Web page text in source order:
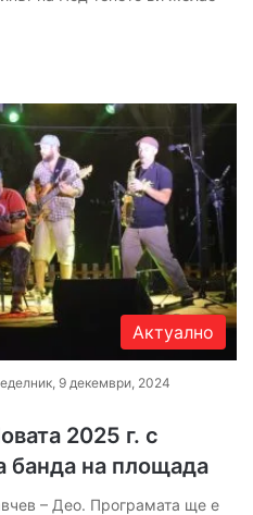
Актуално
9 декември, 2024
2025 г. с
банда на площада
– Део. Програмата ще е